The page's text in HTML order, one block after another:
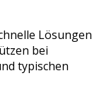
Lösungen
bei
typischen